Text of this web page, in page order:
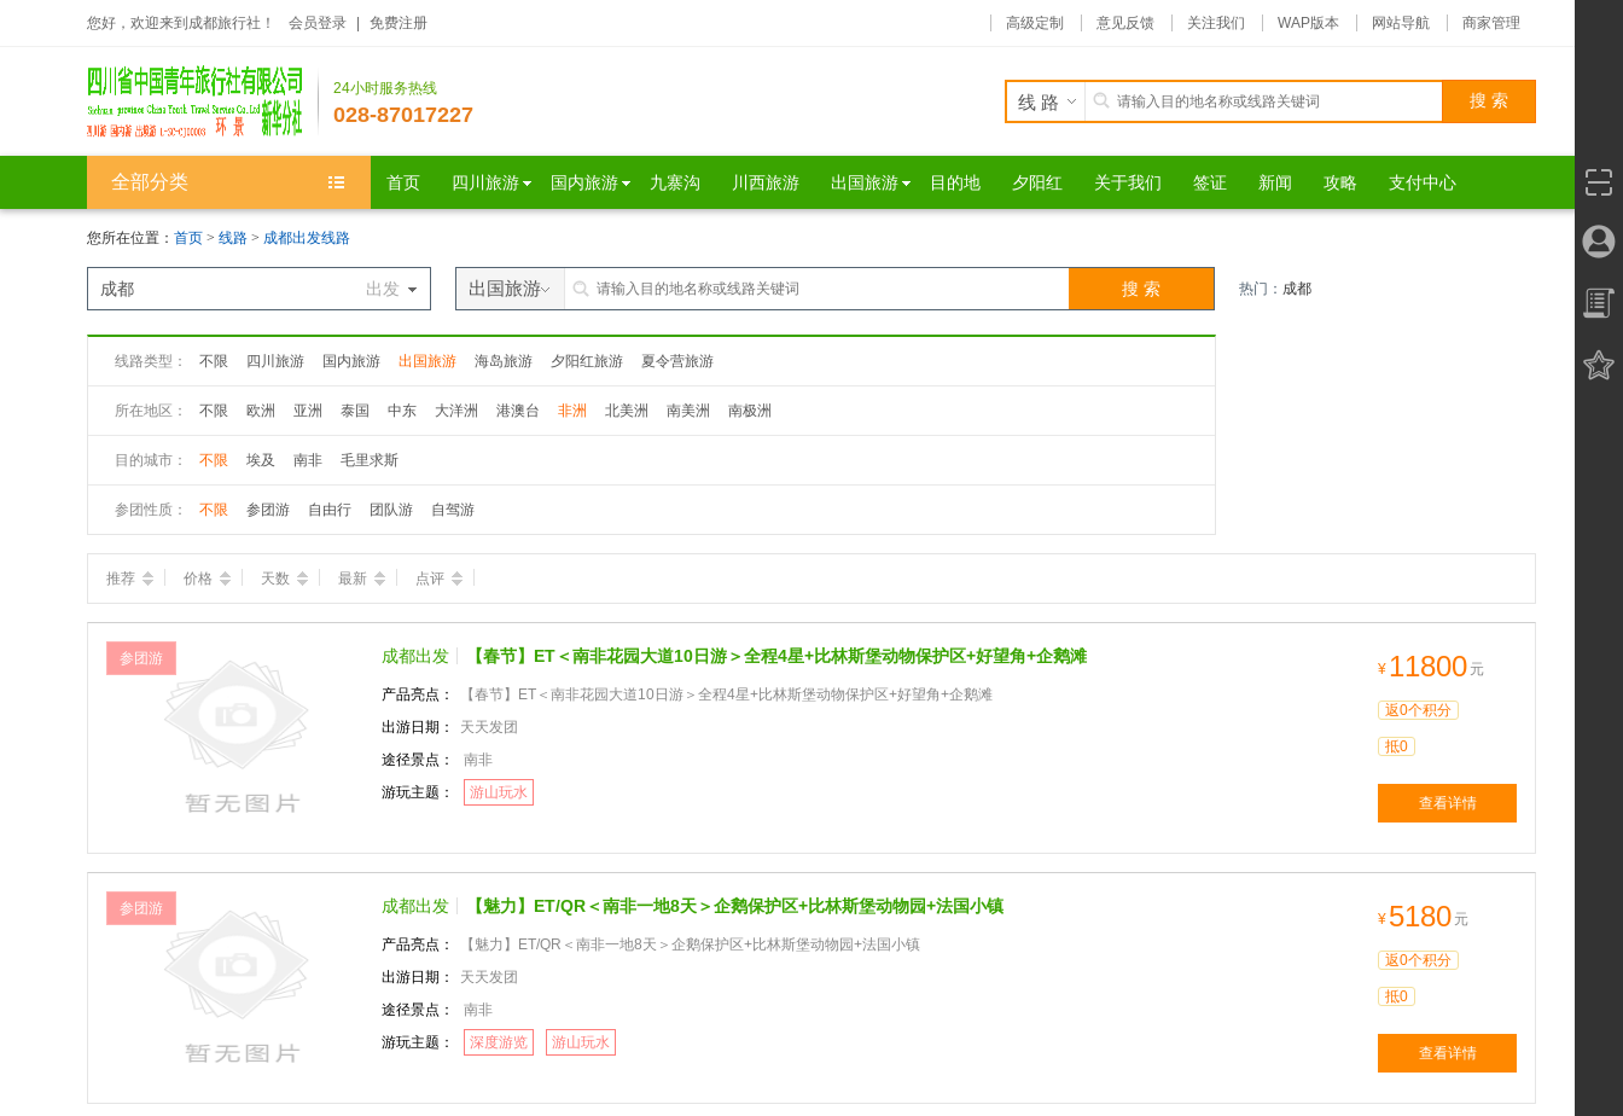
您好，欢迎来到成都旅行社！ 会员登录 免费注册 高级定制 意见反馈 关注我们 WAP版本 网站导航 商家管理
24小时服务热线
028-87017227
线路
全部分类 首页 四川旅游 国内旅游 九寨沟 川西旅游 出国旅游 目的地 夕阳红 关于我们 签证 新闻 攻略 支付中心
您所在位置： 首页 > 线路 > 成都出发线路
出发
成都 出国旅游 热门： 成都
线路类型： 不限 四川旅游 国内旅游 出国旅游 海岛旅游 夕阳红旅游 夏令营旅游
所在地区： 不限 欧洲 亚洲 泰国 中东 大洋洲 港澳台 非洲 北美洲 南美洲 南极洲
目的城市： 不限 埃及 南非 毛里求斯
参团性质： 不限 参团游 自由行 团队游 自驾游
推荐 价格 天数 最新 点评
参团游 成都出发 【春节】ET＜南非花园大道10日游＞全程4星+比林斯堡动物保护区+好望角+企鹅滩
产品亮点：
【春节】ET＜南非花园大道10日游＞全程4星+比林斯堡动物保护区+好望角+企鹅滩
出游日期：
天天发团
途径景点：
南非
游玩主题：
游山玩水
¥ 11800 元
返0个积分
抵0
查看详情
参团游 成都出发 【魅力】ET/QR＜南非一地8天＞企鹅保护区+比林斯堡动物园+法国小镇
产品亮点：
【魅力】ET/QR＜南非一地8天＞企鹅保护区+比林斯堡动物园+法国小镇
出游日期：
天天发团
途径景点：
南非
游玩主题：
深度游览 游山玩水
¥ 5180 元
返0个积分
抵0
查看详情